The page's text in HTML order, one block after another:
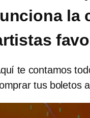
la
te contamos
tus boletos